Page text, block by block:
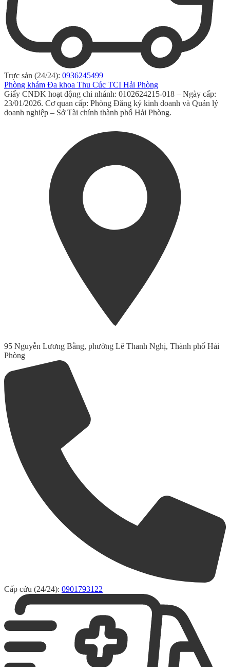
Trực sản (24/24): 0936245499
Phòng khám Đa khoa Thu Cúc TCI Hải Phòng
Giấy CNĐK hoạt động chi nhánh: 0102624215-018 – Ngày cấp:
23/01/2026. Cơ quan cấp: Phòng Đăng ký kinh doanh và Quản lý
doanh nghiệp – Sở Tài chính thành phố Hải Phòng.
95 Nguyễn Lương Bằng, phường Lê Thanh Nghị, Thành phố Hải
Phòng
Cấp cứu (24/24): 0901793122